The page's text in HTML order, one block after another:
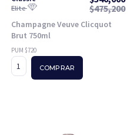
Elite $475,200
Champagne Veuve Clicquot
Brut 750ml
PUM $720
COMPRAR